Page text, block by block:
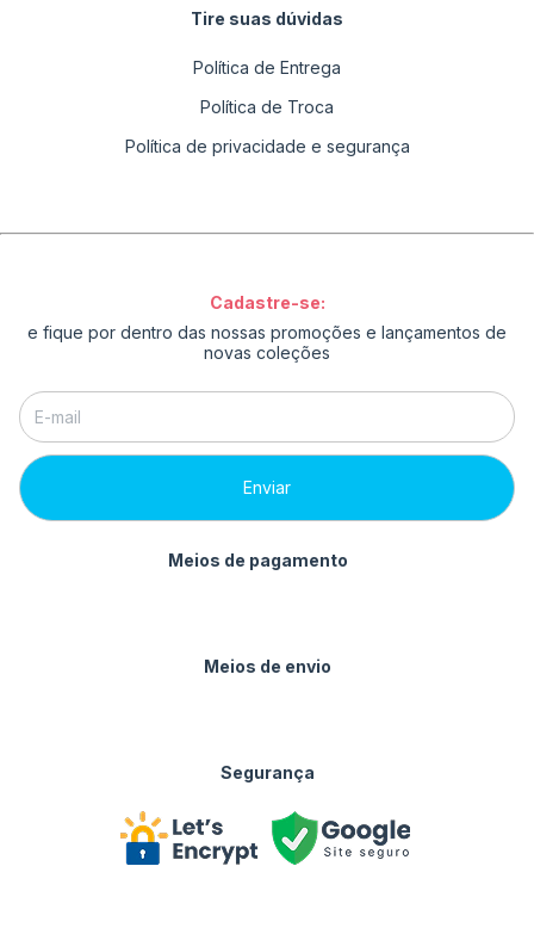
Tire suas dúvidas
Política de Entrega
Política de Troca
Política de privacidade e segurança
Cadastre-se:
e fique por dentro das nossas promoções e lançamentos de
novas coleções
Meios de pagamento
Meios de envio
Segurança